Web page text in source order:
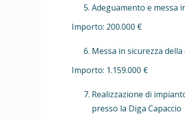
Adeguamento e messa
Importo: 200.000 €
Messa in sicurezza
Importo: 1.159.000 €
Realizzazione di
presso la Diga Capaccio